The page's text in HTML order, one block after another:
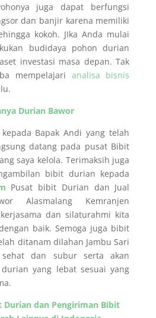
juga dapat berfungsi
dan banjir karena memiliki
kokoh. JIka Anda mulai
budidaya pohon durian
investasi masa depan. Tak
mempelajari analisa bisnis
Durian Bawor
Bapak Andi yang telah
datang pada pusat Bibit
saya kelola. Terimaksih juga
bibit durian kepada
Pusat bibit Durian dan Jual
Alasmalang Kemranjen
dan silaturahmi kita
baik. Semoga juga bibit
ditanam dilahan Jambu Sari
dan subur serta akan
yang lebat sesuai yang
Durian dan Pengiriman Bibit